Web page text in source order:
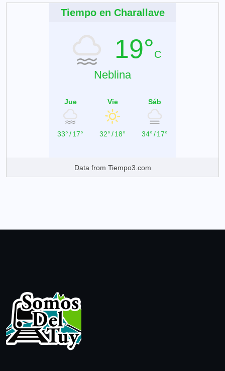
Tiempo en Charallave
19°C
Neblina
Jue
33°/17°
Vie
32°/18°
Sáb
34°/17°
Data from Tiempo3.com